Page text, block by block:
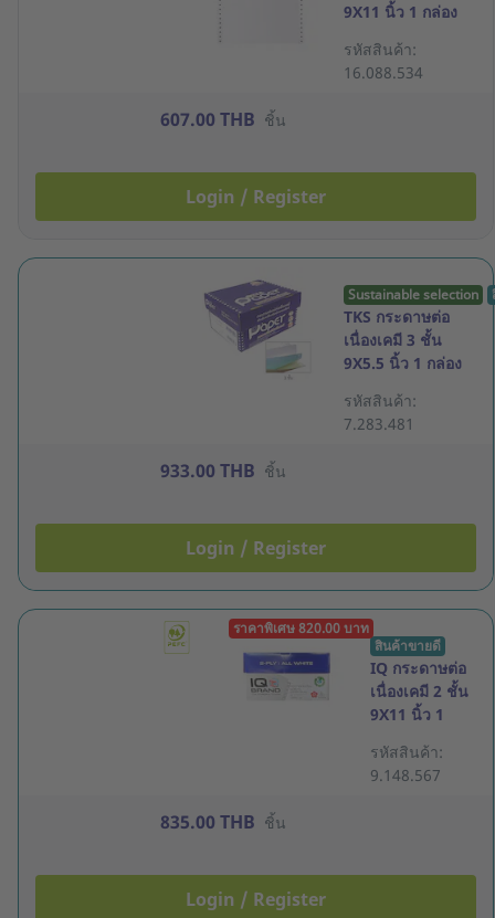
9X11 นิ้ว 1 กล่อง
รหัสสินค้า:
16.088.534
607.00 THB ชิ้น
Login / Register
Sustainable selection
TKS กระดาษต่อ
เนื่องเคมี 3 ชั้น
9X5.5 นิ้ว 1 กล่อง
รหัสสินค้า:
7.283.481
933.00 THB ชิ้น
Login / Register
ราคาพิเศษ 820.00 บาท
สินค้าขายดี
IQ กระดาษต่อ
เนื่องเคมี 2 ชั้น
9X11 นิ้ว 1
ขาว
รหัสสินค้า:
9.148.567
835.00 THB ชิ้น
Login / Register